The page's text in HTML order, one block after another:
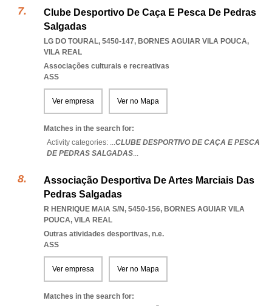
Clube Desportivo De Caça E Pesca De Pedras
Salgadas
LG DO TOURAL, 5450-147, BORNES AGUIAR VILA POUCA,
VILA REAL
Associações culturais e recreativas
ASS
Ver empresa Ver no Mapa
Matches in the search for:
Activity categories: ...CLUBE DESPORTIVO DE CAÇA E PESCA
DE PEDRAS SALGADAS...
Associação Desportiva De Artes Marciais Das
Pedras Salgadas
R HENRIQUE MAIA S/N, 5450-156, BORNES AGUIAR VILA
POUCA, VILA REAL
Outras atividades desportivas, n.e.
ASS
Ver empresa Ver no Mapa
Matches in the search for: